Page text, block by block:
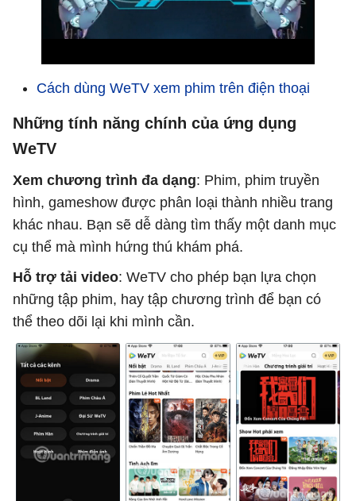
Cách dùng WeTV xem phim trên điện thoại
Những tính năng chính của ứng dụng
WeTV
Xem chương trình đa dạng: Phim, phim truyền
hình, gameshow được phân loại thành nhiều trang
khác nhau. Bạn sẽ dễ dàng tìm thấy một danh mục
cụ thể mà mình hứng thú khám phá.
Hỗ trợ tải video: WeTV cho phép bạn lựa chọn
những tập phim, hay tập chương trình để bạn có
thể theo dõi lại khi mình cần.